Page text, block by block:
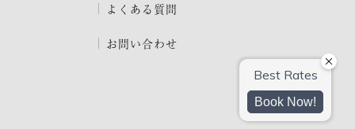
よくある質問
お問い合わせ